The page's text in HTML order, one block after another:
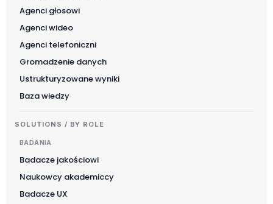
Agenci głosowi
Agenci wideo
Agenci telefoniczni
Gromadzenie danych
Ustrukturyzowane wyniki
Baza wiedzy
SOLUTIONS / BY ROLE
BADANIA
Badacze jakościowi
Naukowcy akademiccy
Badacze UX